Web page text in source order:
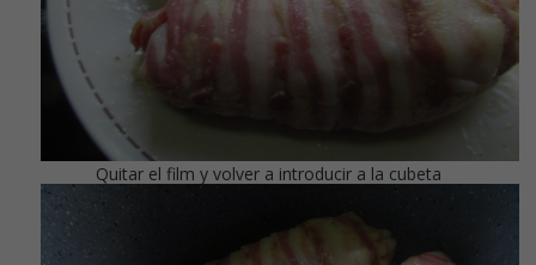
Quitar el film y volver a introducir a la cubeta